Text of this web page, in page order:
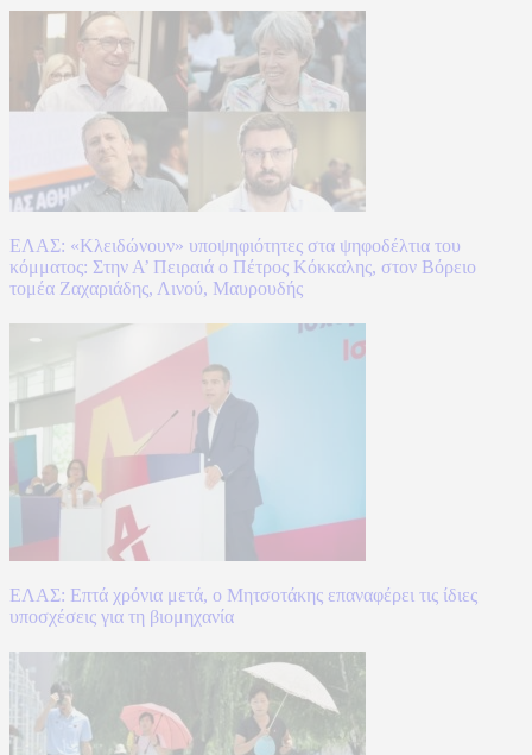
ΕΛΑΣ: «Κλειδώνουν» υποψηφιότητες στα ψηφοδέλτια του
κόμματος: Στην Α’ Πειραιά ο Πέτρος Κόκκαλης, στον Βόρειο
τομέα Ζαχαριάδης, Λινού, Μαυρουδής
ΕΛΑΣ: Επτά χρόνια μετά, ο Μητσοτάκης επαναφέρει τις ίδιες
υποσχέσεις για τη βιομηχανία